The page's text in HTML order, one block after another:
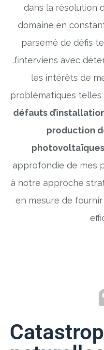
dans la résolution
domaine en
parsemé de défis
J’interviens avec
les intérêts de
problématiques telles
défauts
production
approfondie de mes
à notre approche
en mesure de